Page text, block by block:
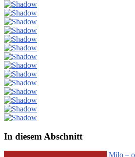
In diesem Abschnitt
Milo –